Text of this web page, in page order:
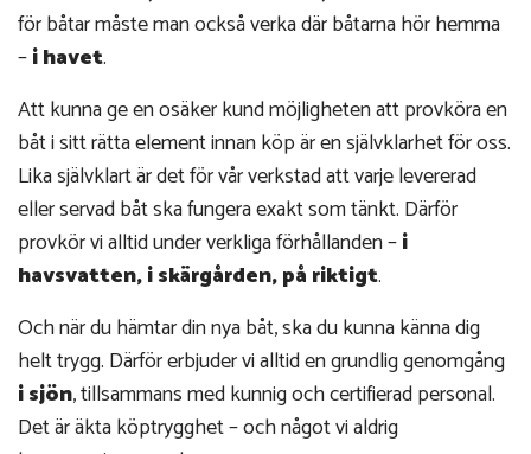
för båtar måste man också verka där båtarna hör hemma
–i havet.
Att kunna ge en osäker kund möjligheten att provköra en
båt i sitt rätta element innan köp är en självklarhet för oss.
Lika självklart är det för vår verkstad att varje levererad
eller servad båt ska fungera exakt som tänkt. Därför
provkör vi alltid under verkliga förhållanden –i
havsvatten, i skärgården, på riktigt.
Och när du hämtar din nya båt, ska du kunna känna dig
helt trygg. Därför erbjuder vi alltid en grundlig genomgång
i sjön, tillsammans med kunnig och certifierad personal.
Det är äkta köptrygghet – och något vi aldrig